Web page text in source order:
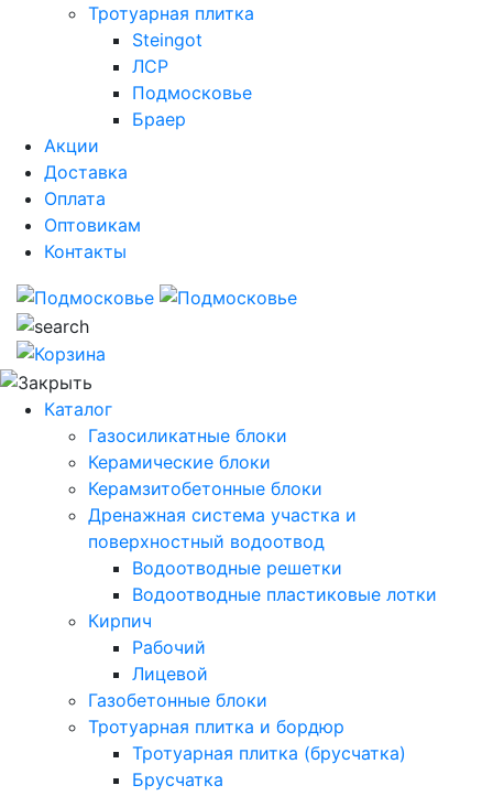
Тротуарная плитка
Steingot
ЛСР
Подмосковье
Браер
Акции
Доставка
Оплата
Оптовикам
Контакты
Каталог
Газосиликатные блоки
Керамические блоки
Керамзитобетонные блоки
Дренажная система участка и
поверхностный водоотвод
Водоотводные решетки
Водоотводные пластиковые лотки
Кирпич
Рабочий
Лицевой
Газобетонные блоки
Тротуарная плитка и бордюр
Тротуарная плитка (брусчатка)
Брусчатка